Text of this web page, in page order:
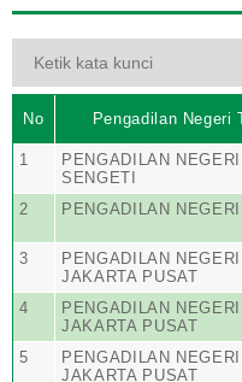
No Pengadilan Negeri
1
PENGADILAN NEGERI
SENGETI
2 PENGADILAN NEGERI
3
PENGADILAN NEGERI
JAKARTA PUSAT
4
PENGADILAN NEGERI
JAKARTA PUSAT
5
PENGADILAN NEGERI
JAKARTA PUSAT